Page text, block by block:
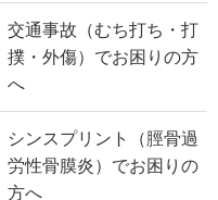
交通事故（むち打ち・打
撲・外傷）でお困りの方
へ
シンスプリント（脛骨過
労性骨膜炎）でお困りの
方へ